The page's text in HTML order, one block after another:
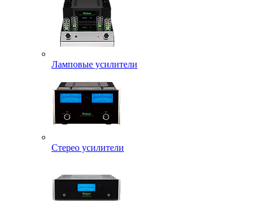
Ламповые усилители
Стерео усилители